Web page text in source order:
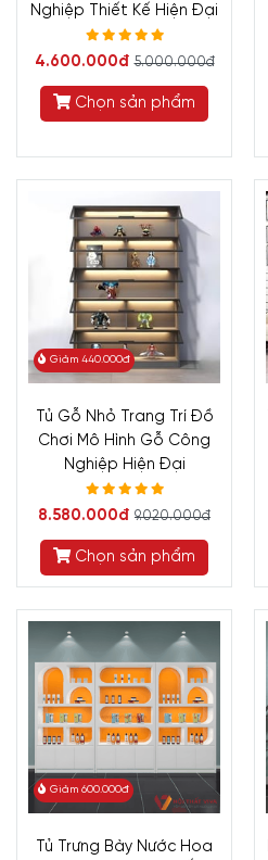
Nghiệp Thiết Kế Hiện Đại
4.600.000đ 5.000.000đ
Chọn sản phẩm
Giảm 440.000đ
Tủ Gỗ Nhỏ Trang Trí Đồ
Chơi Mô Hình Gỗ Công
Nghiệp Hiện Đại
8.580.000đ 9.020.000đ
Chọn sản phẩm
Giảm 600.000đ
Tủ Trưng Bày Nước Hoa